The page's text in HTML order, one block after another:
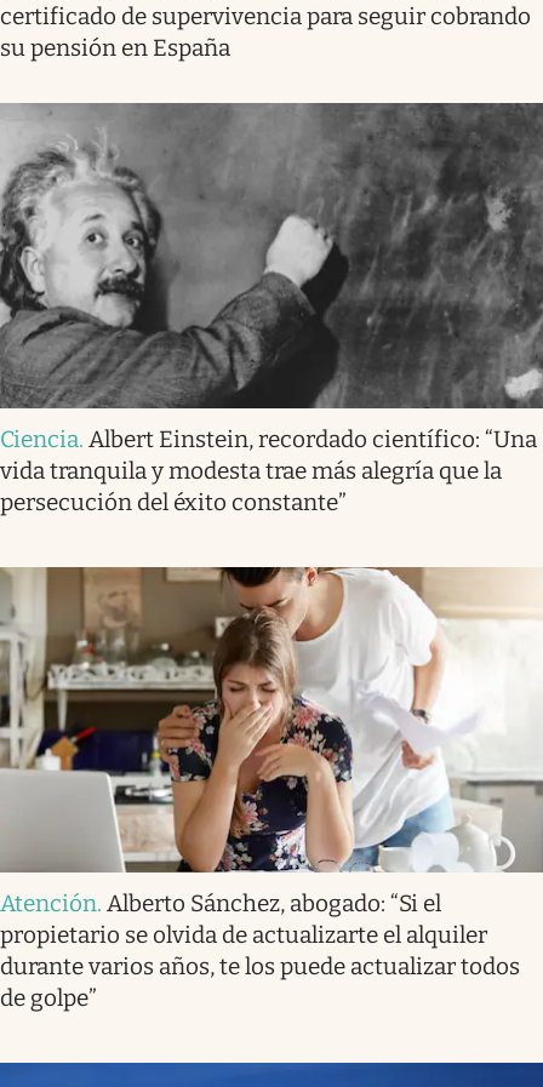
certificado de supervivencia para seguir cobrando
su pensión en España
Ciencia. Albert Einstein, recordado científico: “Una
vida tranquila y modesta trae más alegría que la
persecución del éxito constante”
Atención. Alberto Sánchez, abogado: “Si el
propietario se olvida de actualizarte el alquiler
durante varios años, te los puede actualizar todos
de golpe”